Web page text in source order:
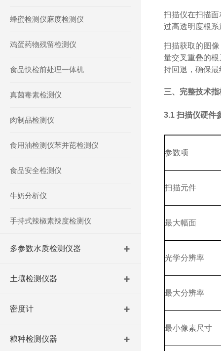
扫描仪在扫描
过高透明度根
扫描获取的图
量交叉重叠的
持回退，确保
三、完整技术
3.1 扫描仪硬件
参数项
扫描元件
最大幅面
光学分辨率
最大分辨率
最小像素尺寸
蜂蜜检测仪麻度检测仪
鸡蛋药物残留检测仪
食品快检前处理一体机
真菌毒素检测仪
肉制品检测仪
食用油检测仪苯并芘检测仪
食品安全检测仪
牛奶分析仪
手持式辣椒素辣度检测仪
多参数水质检测仪器
土壤检测仪器
密度计
粮种检测仪器